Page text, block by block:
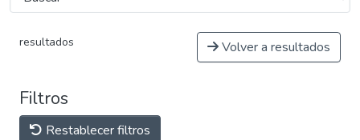
resultados Volver a resultados
Filtros
Restablecer filtros